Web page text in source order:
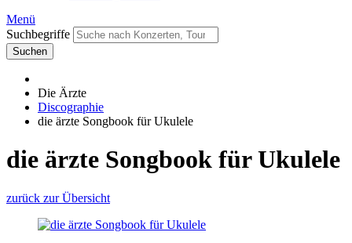
Menü
Suchbegriffe
Suchen
Die Ärzte
Discographie
die ärzte Songbook für Ukulele
die ärzte Songbook für Ukulele
zurück zur Übersicht